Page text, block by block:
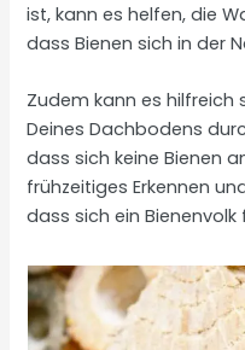
ist, kann es helfen, die
dass Bienen sich in der
Zudem kann es hilfreich
Deines Dachbodens
dass sich keine Bienen
frühzeitiges Erkennen
dass sich ein